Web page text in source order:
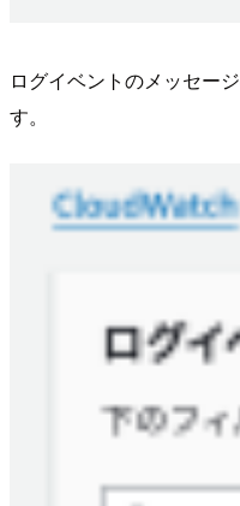
ログイベントのメッセー
す。